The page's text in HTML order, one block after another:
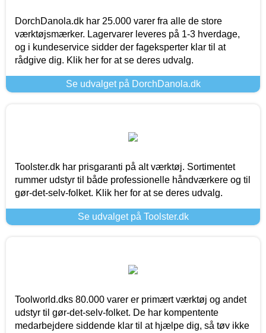
DorchDanola.dk har 25.000 varer fra alle de store
værktøjsmærker. Lagervarer leveres på 1-3 hverdage,
og i kundeservice sidder der fageksperter klar til at
rådgive dig. Klik her for at se deres udvalg.
Se udvalget på DorchDanola.dk
Toolster.dk har prisgaranti på alt værktøj. Sortimentet
rummer udstyr til både professionelle håndværkere og til
gør-det-selv-folket. Klik her for at se deres udvalg.
Se udvalget på Toolster.dk
Toolworld.dks 80.000 varer er primært værktøj og andet
udstyr til gør-det-selv-folket. De har kompentente
medarbejdere siddende klar til at hjælpe dig, så tøv ikke